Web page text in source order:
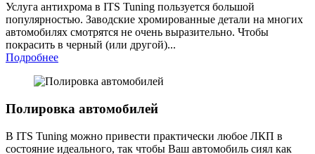
Услуга антихрома в ITS Tuning пользуется большой
популярностью. Заводские хромированные детали на многих
автомобилях смотрятся не очень выразительно. Чтобы
покрасить в черный (или другой)...
Подробнее
Полировка автомобилей
В ITS Tuning можно привести практически любое ЛКП в
состояние идеального, так чтобы Ваш автомобиль сиял как